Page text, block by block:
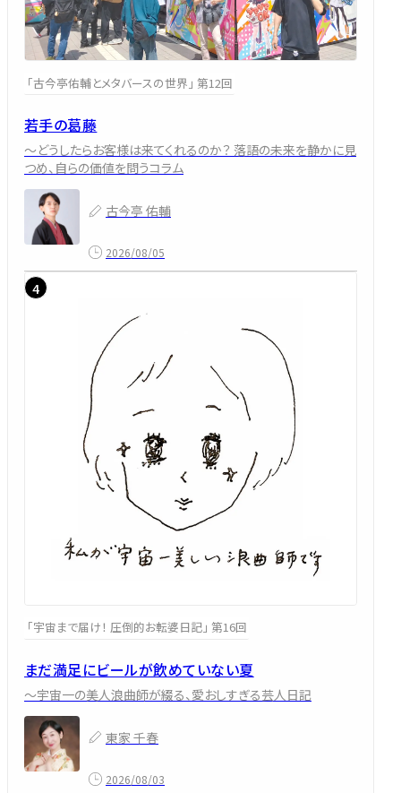
「古今亭佑輔とメタバースの世界」 第12回
若手の葛藤
～どうしたらお客様は来てくれるのか？ 落語の未来を静かに見
つめ、自らの価値を問うコラム
古今亭 佑輔
2026/08/05
「宇宙まで届け！ 圧倒的お転婆日記」 第16回
まだ満足にビールが飲めていない夏
～宇宙一の美人浪曲師が綴る、愛おしすぎる芸人日記
東家 千春
2026/08/03